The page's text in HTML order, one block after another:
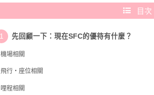
目次
先回顧一下：現在SFC的優待有什麼？
機場相關
飛行・座位相關
哩程相關